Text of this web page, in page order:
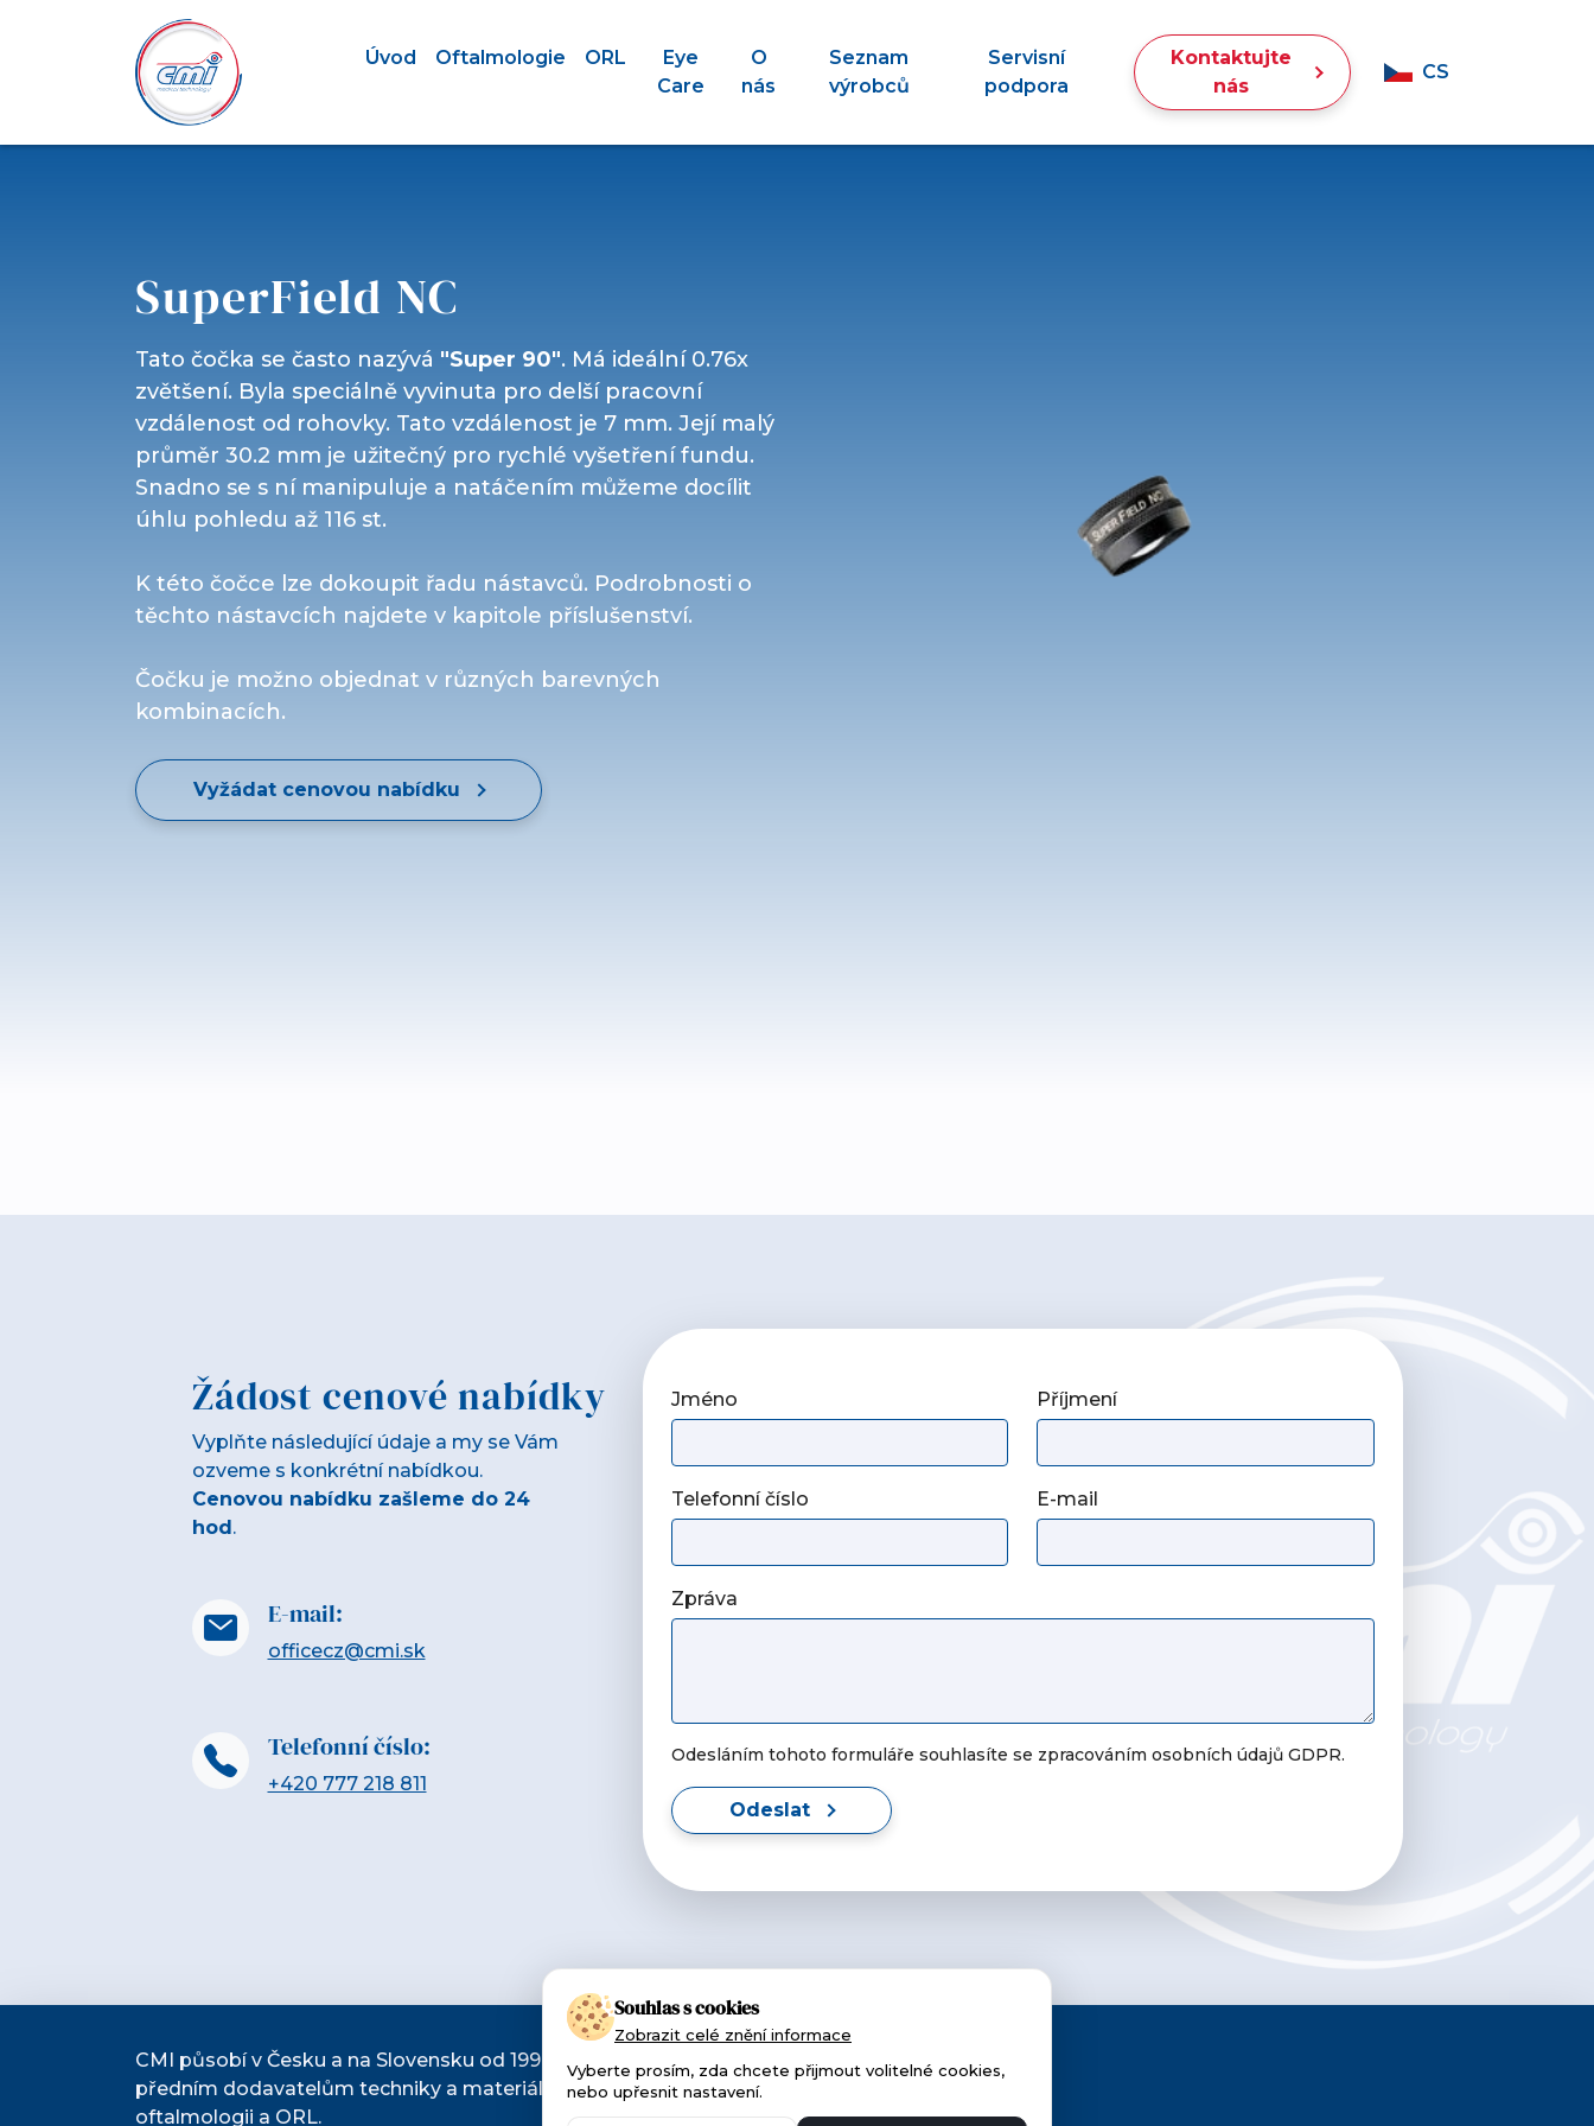
CS
Úvod Oftalmologie ORL
Eye
Care
O
nás
Seznam
výrobců
Servisní
podpora
Kontaktujte
nás
SuperField NC
Tato čočka se často nazývá "Super 90". Má ideální 0.76x
zvětšení. Byla speciálně vyvinuta pro delší pracovní
vzdálenost od rohovky. Tato vzdálenost je 7 mm. Její malý
průměr 30.2 mm je užitečný pro rychlé vyšetření fundu.
Snadno se s ní manipuluje a natáčením můžeme docílit
úhlu pohledu až 116 st.
K této čočce lze dokoupit řadu nástavců. Podrobnosti o
těchto nástavcích najdete v kapitole příslušenství.
Čočku je možno objednat v různých barevných
kombinacích.
Vyžádat cenovou nabídku
Žádost cenové nabídky
Vyplňte následující údaje a my se Vám
ozveme s konkrétní nabídkou.
Cenovou nabídku zašleme do 24
hod.
E-mail:
officecz@cmi.sk
Telefonní číslo:
+420 777 218 811
Jméno Příjmení
Telefonní číslo E-mail
Zpráva
Odesláním tohoto formuláře souhlasíte se zpracováním osobních údajů GDPR.
Odeslat
CMI působí v Česku a na Slovensku od 1990. Patříme k
předním dodavatelům techniky a materiálu pro
oftalmologii a ORL.
Souhlas s cookies
Zobrazit celé znění informace
Vyberte prosím, zda chcete přijmout volitelné cookies,
nebo upřesnit nastavení.